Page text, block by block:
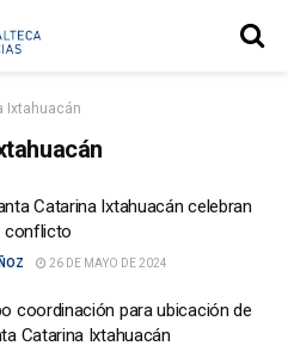
Ixtahuacán
Catarina Ixtahuacán celebran
conflicto
26 DE MAYO DE 2024
coordinación para ubicación de
Catarina Ixtahuacán